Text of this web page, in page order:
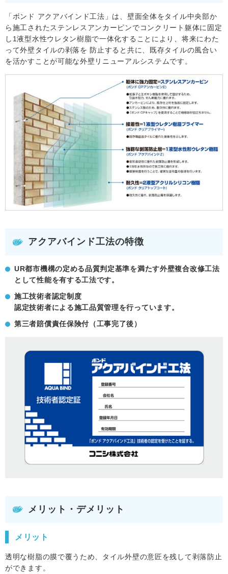
「ボンド アクアバインド工法」は、壁面全体をタイル中央部か
ら施工されたステンレスアンカーピンでコンクリート躯体に固定
し1液型水性ウレタン樹脂で一体化することにより、将来にわた
って外壁タイルの剥落を 防止すると共に、既存タイルの風合い
を活かすことが可能な外壁リニューアルシステムです。
アクアバインド工法の特徴
UR都市機構の定める品質判定基準を満たす外壁複合改修工法
として性能を有する工法です。
施工技術者認定制度
認定技術者による施工品質管理を行っています。
第三者賠償責任保険付（工事完了後）
メリット・デメリット
メリット
透明な樹脂の膜で覆うため、タイル外壁の意匠を残して剥落防止
ができます。